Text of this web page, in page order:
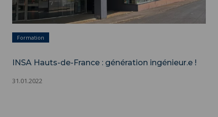
Formation
INSA Hauts-de-France : génération ingénieur.e !
31.01.2022